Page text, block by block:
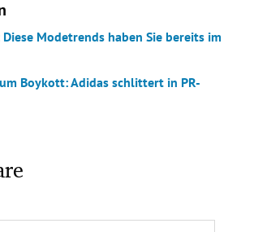
Modetrends haben Sie bereits im
Boykott: Adidas schlittert in PR-